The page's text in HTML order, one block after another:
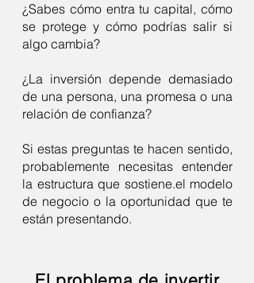
¿Sabes cómo entra tu capital, cómo
se protege y cómo podrías salir si
algo cambia?
¿La inversión depende demasiado
de una persona, una promesa o una
relación de confianza?
Si estas preguntas te hacen sentido,
probablemente necesitas entender
la estructura que sostiene.el modelo
de negocio o la oportunidad que te
están presentando.